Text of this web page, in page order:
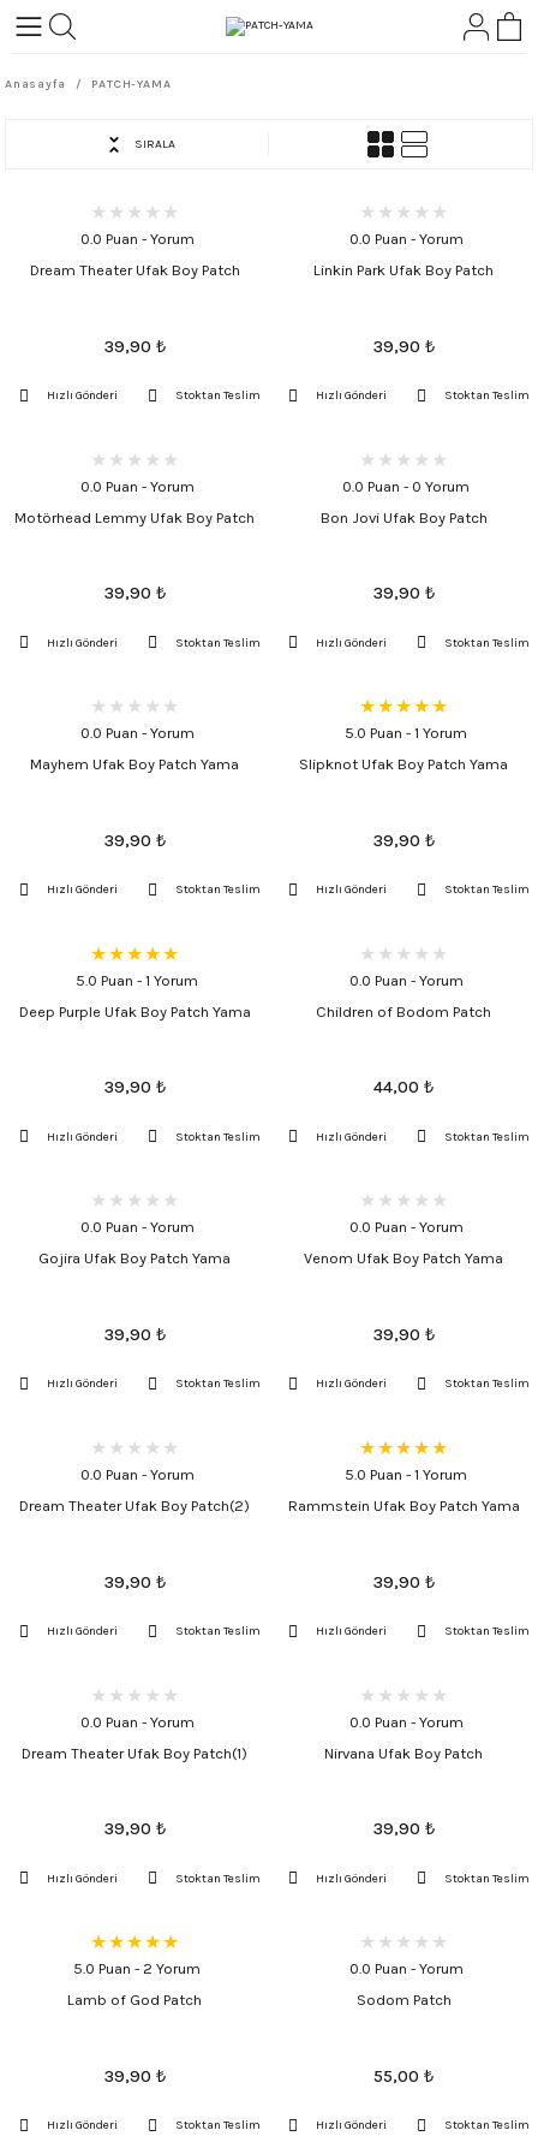
Geri Dön
ROCK
Geri Dön
Anasayfa PATCH-YAMA
SIRALA
0.0 Puan - Yorum
Dream Theater Ufak Boy Patch
39,90 ₺
Hızlı Gönderi Stoktan Teslim
0.0 Puan - Yorum
Linkin Park Ufak Boy Patch
39,90 ₺
Hızlı Gönderi Stoktan Teslim
0.0 Puan - Yorum
Motörhead Lemmy Ufak Boy Patch
39,90 ₺
Hızlı Gönderi Stoktan Teslim
0.0 Puan - 0 Yorum
Bon Jovi Ufak Boy Patch
39,90 ₺
Hızlı Gönderi Stoktan Teslim
0.0 Puan - Yorum
Mayhem Ufak Boy Patch Yama
39,90 ₺
Hızlı Gönderi Stoktan Teslim
5.0 Puan - 1 Yorum
Slipknot Ufak Boy Patch Yama
39,90 ₺
Hızlı Gönderi Stoktan Teslim
5.0 Puan - 1 Yorum
Deep Purple Ufak Boy Patch Yama
39,90 ₺
Hızlı Gönderi Stoktan Teslim
0.0 Puan - Yorum
Children of Bodom Patch
44,00 ₺
Hızlı Gönderi Stoktan Teslim
0.0 Puan - Yorum
Gojira Ufak Boy Patch Yama
39,90 ₺
Hızlı Gönderi Stoktan Teslim
0.0 Puan - Yorum
Venom Ufak Boy Patch Yama
39,90 ₺
Hızlı Gönderi Stoktan Teslim
0.0 Puan - Yorum
Dream Theater Ufak Boy Patch(2)
39,90 ₺
Hızlı Gönderi Stoktan Teslim
5.0 Puan - 1 Yorum
Rammstein Ufak Boy Patch Yama
39,90 ₺
Hızlı Gönderi Stoktan Teslim
0.0 Puan - Yorum
Dream Theater Ufak Boy Patch(1)
39,90 ₺
Hızlı Gönderi Stoktan Teslim
0.0 Puan - Yorum
Nirvana Ufak Boy Patch
39,90 ₺
Hızlı Gönderi Stoktan Teslim
5.0 Puan - 2 Yorum
Lamb of God Patch
39,90 ₺
Hızlı Gönderi Stoktan Teslim
0.0 Puan - Yorum
Sodom Patch
55,00 ₺
Hızlı Gönderi Stoktan Teslim